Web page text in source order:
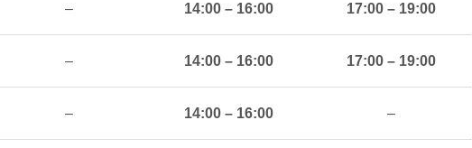
– 14:00 – 16:00 17:00 – 19:00
– 14:00 – 16:00 17:00 – 19:00
– 14:00 – 16:00 –